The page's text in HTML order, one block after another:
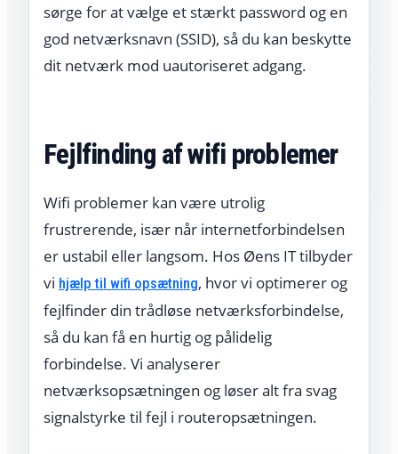
sørge for at vælge et stærkt password og en
god netværksnavn (SSID), så du kan beskytte
dit netværk mod uautoriseret adgang.
Fejlfinding af wifi problemer
Wifi problemer kan være utrolig
frustrerende, især når internetforbindelsen
er ustabil eller langsom. Hos Øens IT tilbyder
vi hjælp til wifi opsætning, hvor vi optimerer og
fejlfinder din trådløse netværksforbindelse,
så du kan få en hurtig og pålidelig
forbindelse. Vi analyserer
netværksopsætningen og løser alt fra svag
signalstyrke til fejl i routeropsætningen.